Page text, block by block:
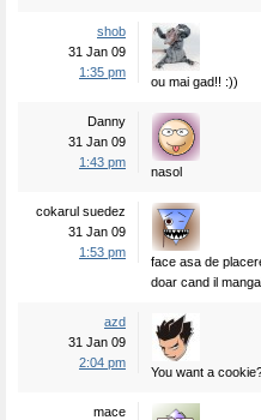
shob
31 Jan 09
1:35 pm
ou mai gad!! :))
Danny
31 Jan 09
1:43 pm
nasol
cokarul suedez
31 Jan 09
1:53 pm
face asa de
doar cand il
azd
31 Jan 09
2:04 pm
You want a
mace